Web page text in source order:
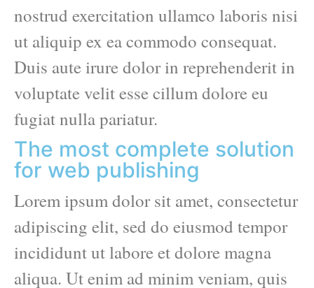
nostrud exercitation ullamco laboris nisi
ut aliquip ex ea commodo consequat.
Duis aute irure dolor in reprehenderit in
voluptate velit esse cillum dolore eu
fugiat nulla pariatur.
The most complete solution
for web publishing
Lorem ipsum dolor sit amet, consectetur
adipiscing elit, sed do eiusmod tempor
incididunt ut labore et dolore magna
aliqua. Ut enim ad minim veniam, quis